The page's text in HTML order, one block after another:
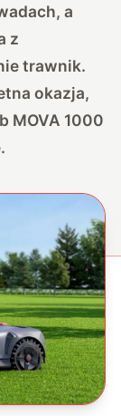
a
z
trawnik.
okazja,
MOVA 1000